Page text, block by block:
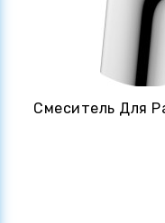
Смеситель Для